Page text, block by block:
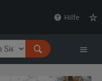
Hilfe